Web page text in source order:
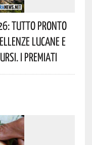
Tutto Pronto
Lucane E
I Premiati